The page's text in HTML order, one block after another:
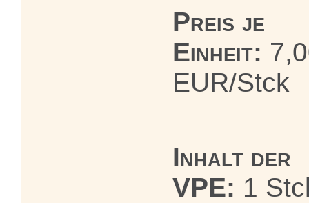
Preis je
Einheit:
EUR/Stck
Inhalt der
VPE: 1